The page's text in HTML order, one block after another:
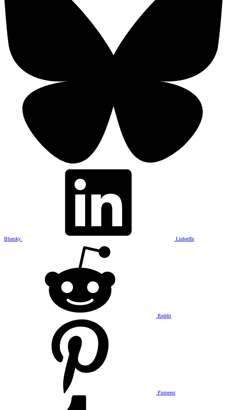
Bluesky LinkedIn
Reddit
Pinterest